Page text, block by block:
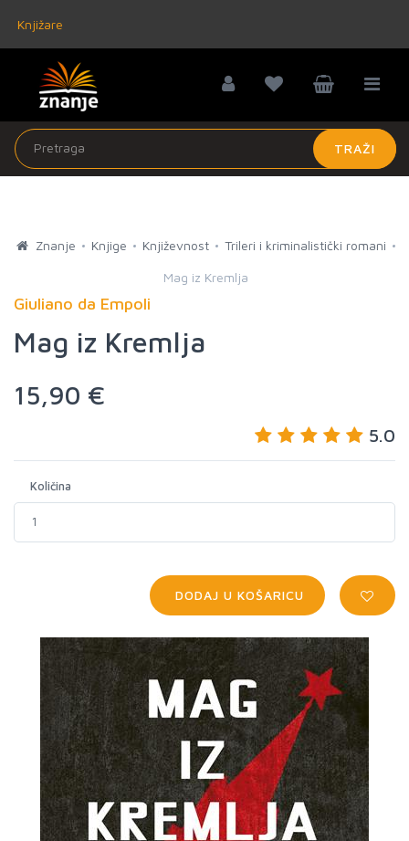
Knjižare
TRAŽI
Znanje Knjige Književnost Trileri i kriminalistički romani
Mag iz Kremlja
Giuliano da Empoli
Mag iz Kremlja
15,90 €
5.0
Količina
DODAJ U KOŠARICU